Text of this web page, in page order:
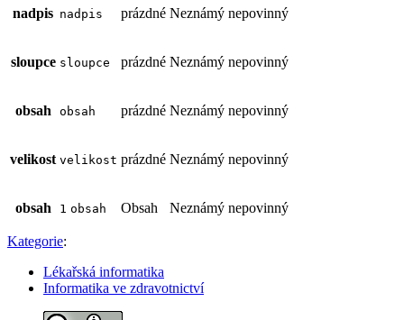
nadpis nadpis prázdné Neznámý nepovinný
sloupce sloupce prázdné Neznámý nepovinný
obsah obsah prázdné Neznámý nepovinný
velikost velikost prázdné Neznámý nepovinný
obsah 1 obsah Obsah Neznámý nepovinný
Kategorie:
Lékařská informatika
Informatika ve zdravotnictví